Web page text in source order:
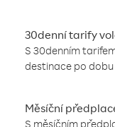
30denní tarify
S 30denním
destinace po dobu
Měsíční
S měsíčním